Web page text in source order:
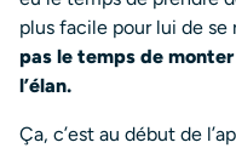
plus facile pour lui de se
pas le temps de
l’élan.
Ça, c’est au début de